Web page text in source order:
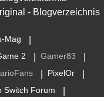
Mag
2 Gamer83
PixelOr
Switch Forum